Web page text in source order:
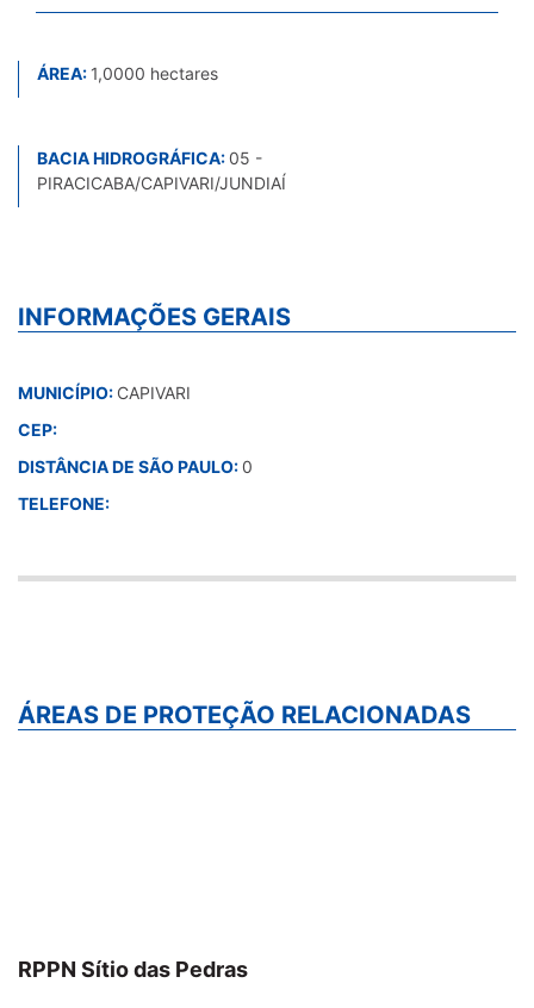
ÁREA: 1,0000 hectares
BACIA HIDROGRÁFICA:05 -
PIRACICABA/CAPIVARI/JUNDIAÍ
INFORMAÇÕES GERAIS
MUNICÍPIO: CAPIVARI
CEP:
DISTÂNCIA DE SÃO PAULO:0
TELEFONE:
ÁREAS DE PROTEÇÃO RELACIONADAS
RPPN Sítio das Pedras